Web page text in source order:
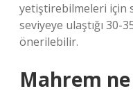
yetiştirebilmeleri için
seviyeye ulaştığı 30-
önerilebilir.
Mahrem